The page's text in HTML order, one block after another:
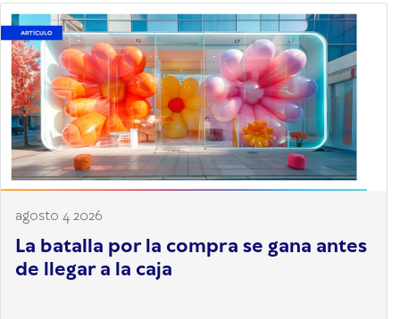
agosto 4 2026
La batalla por la compra se gana antes
de llegar a la caja